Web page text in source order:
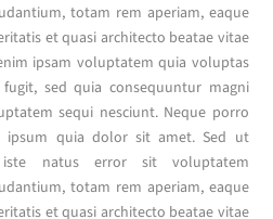
totam rem aperiam, eaque
et quasi architecto beatae vitae
ipsam voluptatem quia voluptas
sed quia consequuntur magni
sequi nesciunt. Neque porro
ipsum quia dolor sit amet. Sed ut
iste natus error sit voluptatem
totam rem aperiam, eaque
et quasi architecto beatae vitae